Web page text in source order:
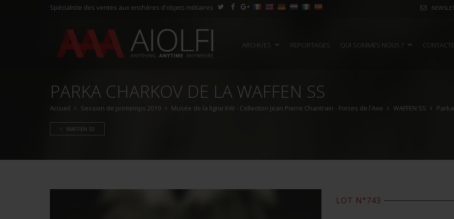
Spécialiste des ventes aux enchères d'objets militaires
ARCHIVES REPORTAGES QUI SOMMES NOUS ?
PARKA CHARKOV DE LA WAFFEN SS
Accueil Session de printemps 2019 Musée de la ligne KW - Collection Jean Pierre Chantrain - Forces de l'Axe WAFFEN SS
WAFFEN SS
LOT N°743